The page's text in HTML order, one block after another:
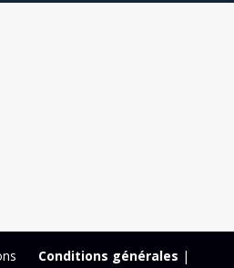
Conditions générales |